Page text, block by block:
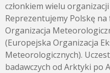
członkiem wielu
Reprezentujemy Polskę
Organizacja
(Europejska Organizacja
Meteorologicznych).
badawczych od Arktyki po